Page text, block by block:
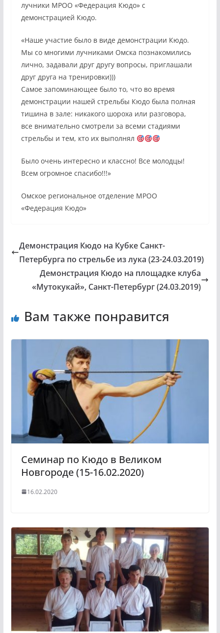
лучники МРОО «Федерация Кюдо» с
демонстрацией Кюдо.
«Наше участие было в виде демонстрации Кюдо.
Мы со многими лучниками Омска познакомились
лично, задавали друг другу вопросы, приглашали
друг друга на тренировки)))
Самое запоминающее было то, что во время
демонстрации нашей стрельбы Кюдо была полная
тишина в зале: никакого шороха или разговора,
все внимательно смотрели за всеми стадиями
стрельбы и тем, кто их выполнял
Было очень интересно и классно! Все молодцы!
Всем огромное спасибо!!!»
Омское региональное отделение МРОО
«Федерация Кюдо»
Демонстрация Кюдо на Кубке Санкт-
Петербурга по стрельбе из лука (23-24.03.2019)
Демонстрация Кюдо на площадке клуба
«Мутокукай», Санкт-Петербург (24.03.2019)
Вам также понравится
Семинар по Кюдо в Великом
Новгороде (15-16.02.2020)
16.02.2020